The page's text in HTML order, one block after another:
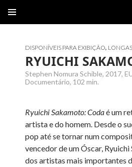
CONTEÚDO
DISPONÍVEIS PARA EXIBIÇÃO,
RYUICHI
Stephen Nomura Schible, 2017,
Documentário, 102 min.
Ryuichi Sakamoto: Codaé um
artista e do homem. Desde o
pop até se tornar num
vencedor de um Óscar,
dos artistas mais importantes